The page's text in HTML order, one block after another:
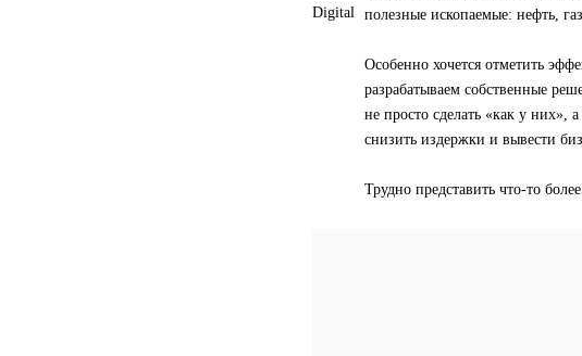
полезные ископаемые: нефть,
Особенно хочется отметить
разрабатываем собственные
не просто сделать «как у них»,
снизить издержки и вывести
Трудно представить что-то